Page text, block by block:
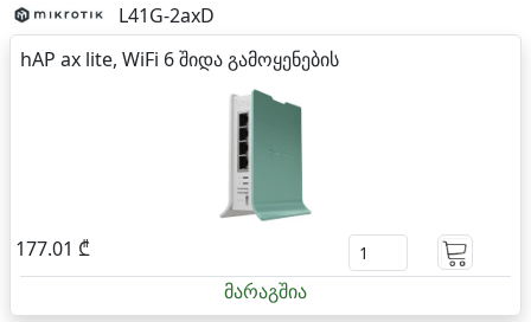
L41G-2axD
hAP ax lite, WiFi 6 შიდა გამოყენების
177.01 ₾
მარაგშია